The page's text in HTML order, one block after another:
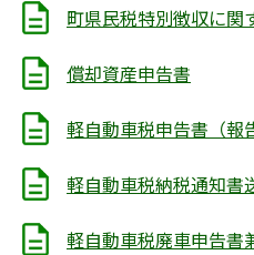
町県民税特別徴収に関
償却資産申告書
軽自動車税申告書（報
軽自動車税納税通知書
軽自動車税廃車申告書